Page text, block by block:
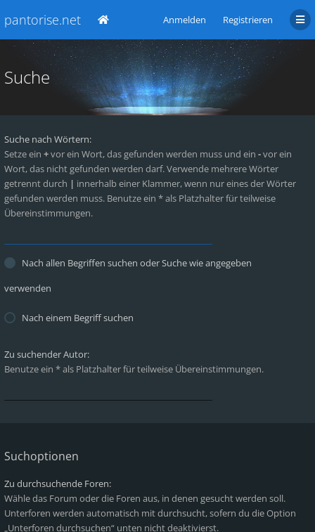
pantorise.net Anmelden Registrieren
Suche
Suche nach Wörtern:
Setze ein +vor ein Wort, das gefunden werden muss und ein -vor ein
Wort, das nicht gefunden werden darf. Verwende mehrere Wörter
getrennt durch | innerhalb einer Klammer, wenn nur eines der Wörter
gefunden werden muss. Benutze ein * als Platzhalter für teilweise
Übereinstimmungen.
Nach allen Begriffen suchen oder Suche wie angegeben
verwenden
Nach einem Begriff suchen
Zu suchender Autor:
Benutze ein * als Platzhalter für teilweise Übereinstimmungen.
Suchoptionen
Zu durchsuchende Foren:
Wähle das Forum oder die Foren aus, in denen gesucht werden soll.
Unterforen werden automatisch mit durchsucht, sofern du die Option
„Unterforen durchsuchen“ unten nicht deaktivierst.